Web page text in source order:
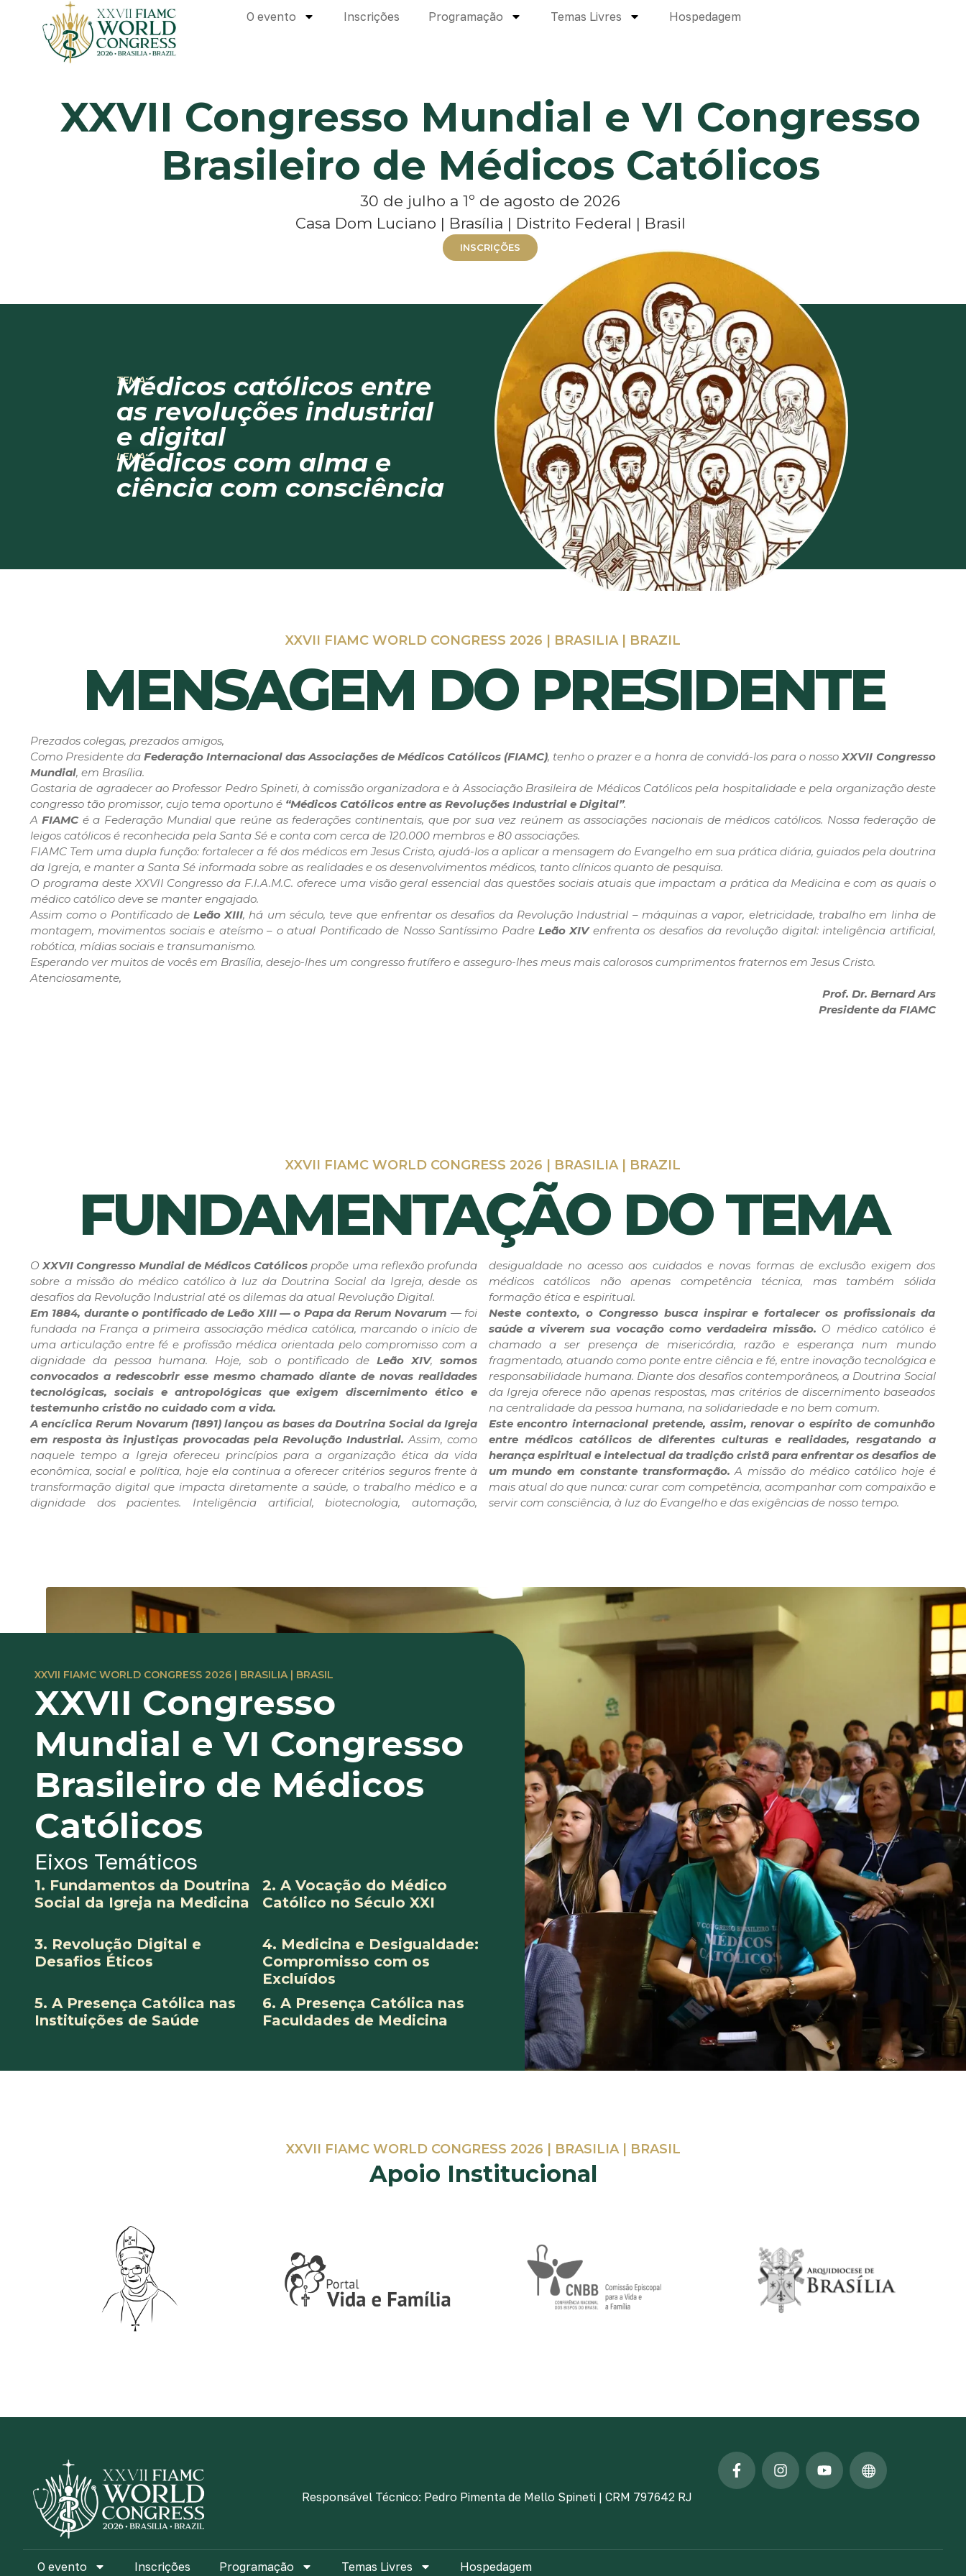
O evento Inscrições Programação Temas Livres Hospedagem
XXVII Congresso Mundial e VI Congresso
Brasileiro de Médicos Católicos
30 de julho a 1º de agosto de 2026
Casa Dom Luciano | Brasília | Distrito Federal | Brasil
INSCRIÇÕES
TEMA:
Médicos católicos entre
as revoluções industrial
e digital
LEMA:
Médicos com alma e
ciência com consciência
XXVII FIAMC WORLD CONGRESS 2026 | BRASILIA | BRAZIL
MENSAGEM DO PRESIDENTE
Prezados colegas, prezados amigos,
Como Presidente da Federação Internacional das Associações de Médicos Católicos (FIAMC), tenho o prazer e a honra de convidá-los para o nosso XXVII Congresso
Mundial, em Brasília.
Gostaria de agradecer ao Professor Pedro Spineti, à comissão organizadora e à Associação Brasileira de Médicos Católicos pela hospitalidade e pela organização deste
congresso tão promissor, cujo tema oportuno é “Médicos Católicos entre as Revoluções Industrial e Digital”.
A FIAMC é a Federação Mundial que reúne as federações continentais, que por sua vez reúnem as associações nacionais de médicos católicos. Nossa federação de
leigos católicos é reconhecida pela Santa Sé e conta com cerca de 120.000 membros e 80 associações.
FIAMC Tem uma dupla função: fortalecer a fé dos médicos em Jesus Cristo, ajudá-los a aplicar a mensagem do Evangelho em sua prática diária, guiados pela doutrina
da Igreja, e manter a Santa Sé informada sobre as realidades e os desenvolvimentos médicos, tanto clínicos quanto de pesquisa.
O programa deste XXVII Congresso da F.I.A.M.C. oferece uma visão geral essencial das questões sociais atuais que impactam a prática da Medicina e com as quais o
médico católico deve se manter engajado.
Assim como o Pontificado de Leão XIII, há um século, teve que enfrentar os desafios da Revolução Industrial – máquinas a vapor, eletricidade, trabalho em linha de
montagem, movimentos sociais e ateísmo – o atual Pontificado de Nosso Santíssimo Padre Leão XIVenfrenta os desafios da revolução digital: inteligência artificial,
robótica, mídias sociais e transumanismo.
Esperando ver muitos de vocês em Brasília, desejo-lhes um congresso frutífero e asseguro-lhes meus mais calorosos cumprimentos fraternos em Jesus Cristo.
Atenciosamente,
Prof. Dr. Bernard Ars
Presidente da FIAMC
XXVII FIAMC WORLD CONGRESS 2026 | BRASILIA | BRAZIL
FUNDAMENTAÇÃO DO TEMA
O XXVII Congresso Mundial de Médicos Católicos propõe uma reflexão profunda
sobre a missão do médico católico à luz da Doutrina Social da Igreja, desde os
desafios da Revolução Industrial até os dilemas da atual Revolução Digital.
Em 1884, durante o pontificado de Leão XIII — o Papa da Rerum Novarum — foi
fundada na França a primeira associação médica católica, marcando o início de
uma articulação entre fé e profissão médica orientada pelo compromisso com a
dignidade da pessoa humana. Hoje, sob o pontificado de Leão XIV, somos
convocados a redescobrir esse mesmo chamado diante de novas realidades
tecnológicas, sociais e antropológicas que exigem discernimento ético e
testemunho cristão no cuidado com a vida.
A encíclica Rerum Novarum (1891) lançou as bases da Doutrina Social da Igreja
em resposta às injustiças provocadas pela Revolução Industrial. Assim, como
naquele tempo a Igreja ofereceu princípios para a organização ética da vida
econômica, social e política, hoje ela continua a oferecer critérios seguros frente à
transformação digital que impacta diretamente a saúde, o trabalho médico e a
dignidade dos pacientes. Inteligência artificial, biotecnologia, automação,
desigualdade no acesso aos cuidados e novas formas de exclusão exigem dos
médicos católicos não apenas competência técnica, mas também sólida
formação ética e espiritual.
Neste contexto, o Congresso busca inspirar e fortalecer os profissionais da
saúde a viverem sua vocação como verdadeira missão. O médico católico é
chamado a ser presença de misericórdia, razão e esperança num mundo
fragmentado, atuando como ponte entre ciência e fé, entre inovação tecnológica e
responsabilidade humana. Diante dos desafios contemporâneos, a Doutrina Social
da Igreja oferece não apenas respostas, mas critérios de discernimento baseados
na centralidade da pessoa humana, na solidariedade e no bem comum.
Este encontro internacional pretende, assim, renovar o espírito de comunhão
entre médicos católicos de diferentes culturas e realidades, resgatando a
herança espiritual e intelectual da tradição cristã para enfrentar os desafios de
um mundo em constante transformação. A missão do médico católico hoje é
mais atual do que nunca: curar com competência, acompanhar com compaixão e
servir com consciência, à luz do Evangelho e das exigências de nosso tempo.
XXVII FIAMC WORLD CONGRESS 2026 | BRASILIA | BRASIL
XXVII Congresso
Mundial e VI Congresso
Brasileiro de Médicos
Católicos
Eixos Temáticos
1. Fundamentos da Doutrina
Social da Igreja na Medicina
2. A Vocação do Médico
Católico no Século XXI
3. Revolução Digital e
Desafios Éticos
4. Medicina e Desigualdade:
Compromisso com os
Excluídos
5. A Presença Católica nas
Instituições de Saúde
6. A Presença Católica nas
Faculdades de Medicina
XXVII FIAMC WORLD CONGRESS 2026 | BRASILIA | BRASIL
Apoio Institucional
Responsável Técnico: Pedro Pimenta de Mello Spineti | CRM 797642 RJ
O evento Inscrições Programação Temas Livres Hospedagem